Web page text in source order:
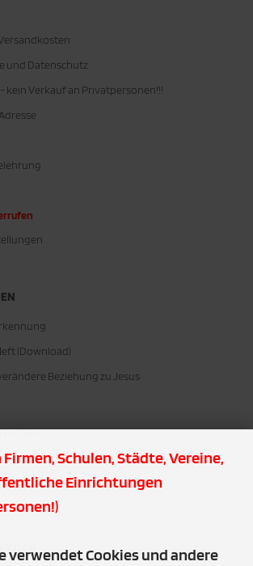
und Datenschutz
- kein Verkauf an Privatpersonen!!!
(Download)
Beziehung zu Jesus
Schulen, Städte, Vereine,
Einrichtungen
verwendet Cookies und andere